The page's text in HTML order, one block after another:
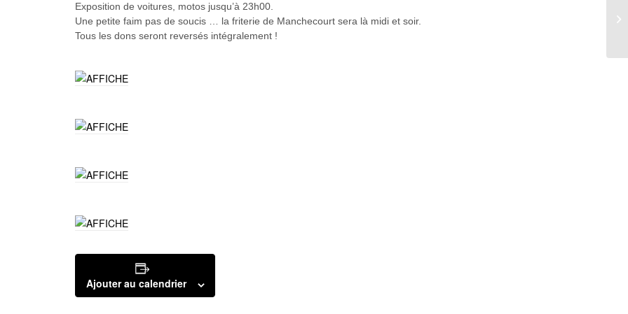
Exposition de voitures, motos jusqu’à 23h00.
Une petite faim pas de soucis … la friterie de Manchecourt sera là midi et soir.
Tous les dons seront reversés intégralement !
Ajouter au calendrier